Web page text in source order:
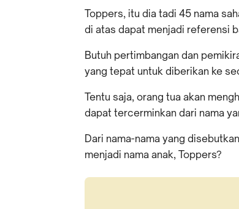
Toppers, itu dia tadi 45 nama
di atas dapat menjadi referensi
Butuh pertimbangan dan
yang tepat untuk diberikan ke
Tentu saja, orang tua akan
dapat tercerminkan dari nama
Dari nama-nama yang
menjadi nama anak, Toppers?